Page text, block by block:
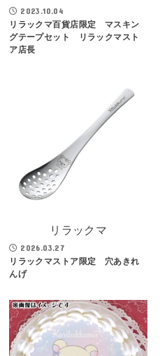
2023.10.04
リラックマ百貨店限定 マスキン
グテープセット リラックマスト
ア店長
リラックマ
2026.03.27
リラックマストア限定 穴あきれ
んげ